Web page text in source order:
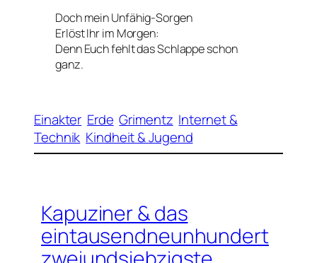
Doch meinUnfähig-Sorgen
Erlöst Ihr im Morgen:
Denn Euch fehlt das Schlappe schon
ganz.
Einakter Erde Grimentz Internet &
Technik Kindheit & Jugend
Kapuziner & das
eintausendneunhundert